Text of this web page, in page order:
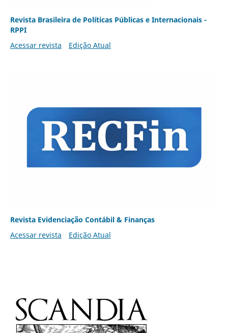
Revista Brasileira de Políticas Públicas e Internacionais -
RPPI
Acessar revista
Edição Atual
Revista Evidenciação Contábil & Finanças
Acessar revista
Edição Atual